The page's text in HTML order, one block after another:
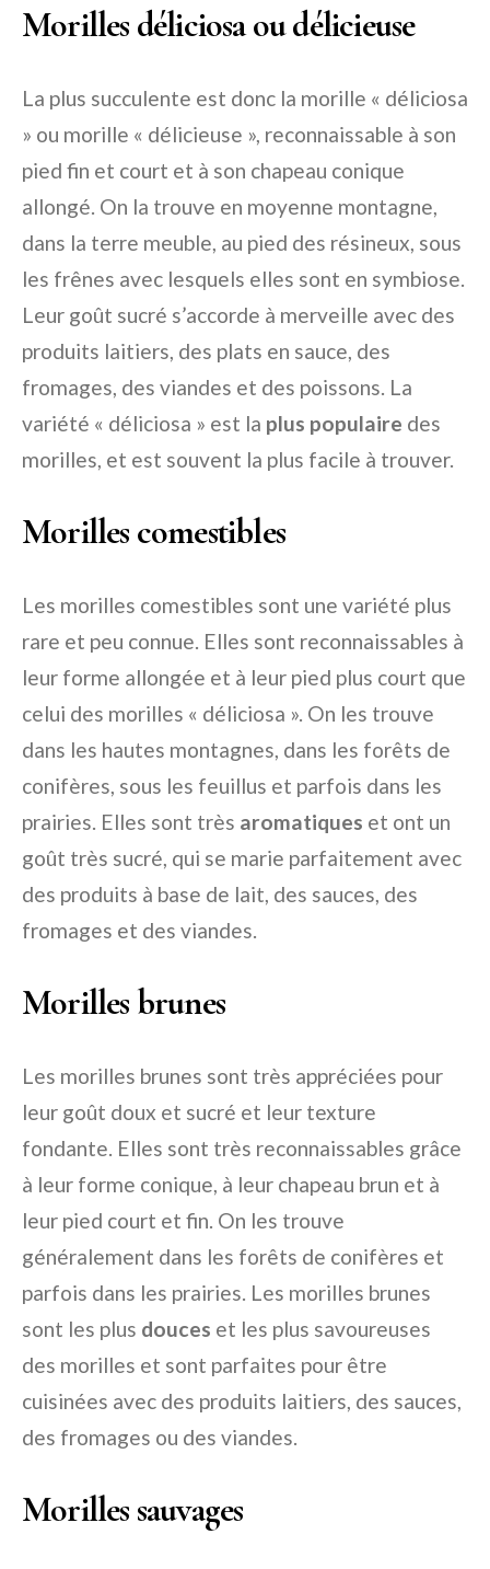
Morilles déliciosa ou délicieuse
La plus succulente est donc la morille « déliciosa
» ou morille « délicieuse », reconnaissable à son
pied fin et court et à son chapeau conique
allongé. On la trouve en moyenne montagne,
dans la terre meuble, au pied des résineux, sous
les frênes avec lesquels elles sont en symbiose.
Leur goût sucré s’accorde à merveille avec des
produits laitiers, des plats en sauce, des
fromages, des viandes et des poissons. La
variété « déliciosa » est la plus populaire des
morilles, et est souvent la plus facile à trouver.
Morilles comestibles
Les morilles comestibles sont une variété plus
rare et peu connue. Elles sont reconnaissables à
leur forme allongée et à leur pied plus court que
celui des morilles « déliciosa ». On les trouve
dans les hautes montagnes, dans les forêts de
conifères, sous les feuillus et parfois dans les
prairies. Elles sont très aromatiques et ont un
goût très sucré, qui se marie parfaitement avec
des produits à base de lait, des sauces, des
fromages et des viandes.
Morilles brunes
Les morilles brunes sont très appréciées pour
leur goût doux et sucré et leur texture
fondante. Elles sont très reconnaissables grâce
à leur forme conique, à leur chapeau brun et à
leur pied court et fin. On les trouve
généralement dans les forêts de conifères et
parfois dans les prairies. Les morilles brunes
sont les plus douces et les plus savoureuses
des morilles et sont parfaites pour être
cuisinées avec des produits laitiers, des sauces,
des fromages ou des viandes.
Morilles sauvages